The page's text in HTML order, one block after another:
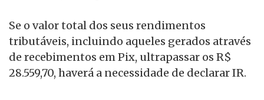
Se o valor total dos seus rendimentos
tributáveis, incluindo aqueles gerados através
de recebimentos em Pix, ultrapassar os R$
28.559,70, haverá a necessidade de declarar IR.